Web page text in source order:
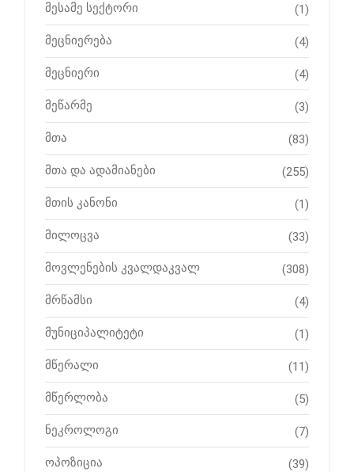
მესამე სექტორი (1)
მეცნიერება (4)
მეცნიერი (4)
მეწარმე (3)
მთა (83)
მთა და ადამიანები (255)
მთის კანონი (1)
მილოცვა (33)
მოვლენების კვალდაკვალ (308)
მრწამსი (4)
მუნიციპალიტეტი (1)
მწერალი (11)
მწერლობა (5)
ნეკროლოგი (7)
ოპოზიცია (39)